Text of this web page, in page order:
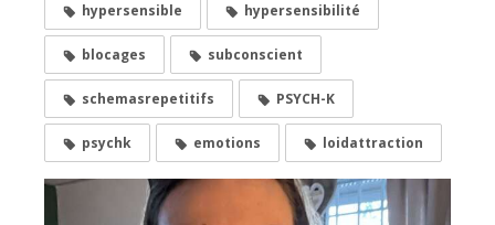
hypersensible hypersensibilité
blocages subconscient
schemasrepetitifs PSYCH-K
psychk emotions loidattraction